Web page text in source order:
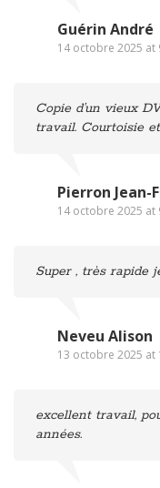
Guérin André
14 octobre 2025 at
Copie d’un vieux
travail. Courtoisie
Pierron Jean-
14 octobre 2025 at
Super , très rapide
Neveu Alison
13 octobre 2025 at
excellent travail,
années.